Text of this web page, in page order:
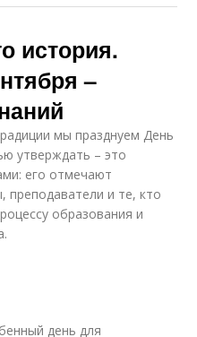
история.
–
мы празднуем День
утверждать – это
его отмечают
преподаватели и те, кто
образования и
день для